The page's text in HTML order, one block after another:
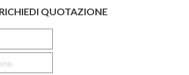
RICHIEDI QUOTAZIONE